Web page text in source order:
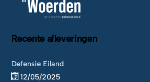
Recente afleveringen
Defensie Eiland
12/05/2025